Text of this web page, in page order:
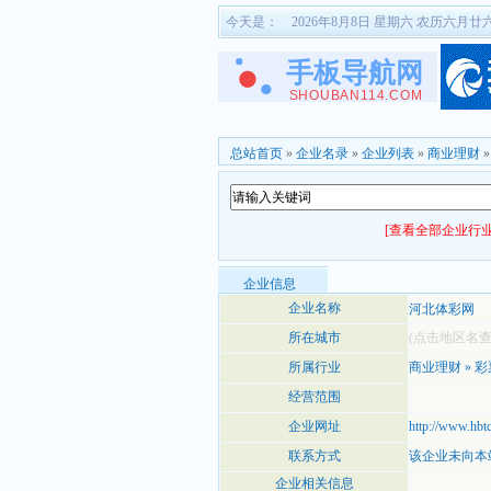
今天是： 2026年8月8日 星期六 农历六月廿
总站首页 » 企业名录 » 企业列表 » 商业理财
[查看全部企业行
企业信息
企业名称
河北体彩网
所在城市
(点击地区名
所属行业
商业理财 » 彩
经营范围
企业网址
http://
联系方式
该企业未向
企业相关信息